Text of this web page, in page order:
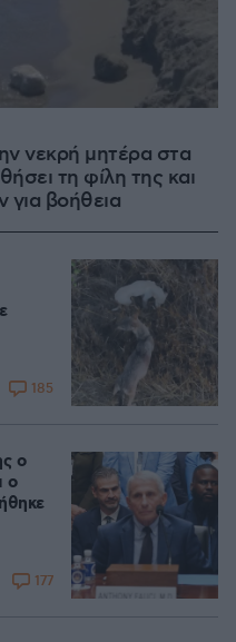
νεκρή μητέρα στα
τη φίλη της και
για βοήθεια
185
ο
ο
177